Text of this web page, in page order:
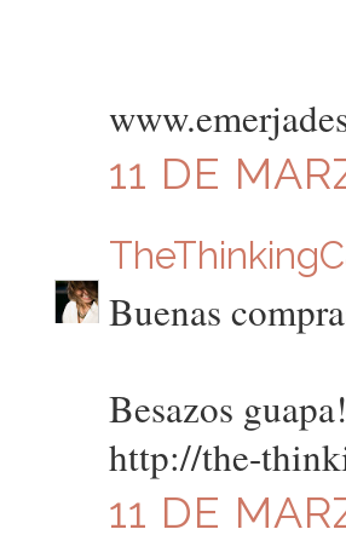
11 DE
Buenas
Besazos guapa!
http://the-
11 DE